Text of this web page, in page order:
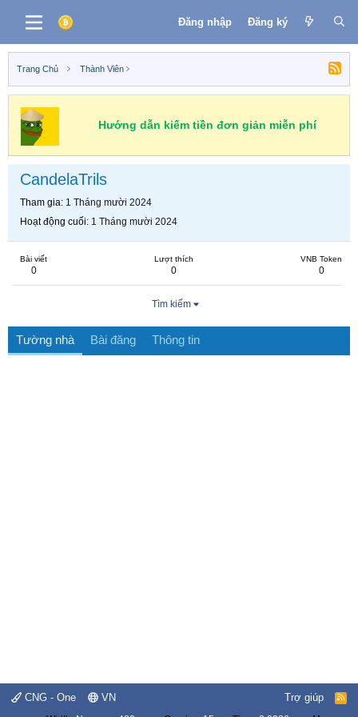
Đăng nhập Đăng ký
Trang Chủ Thành Viên
Hướng dẫn kiếm tiền đơn giản miễn phí
CandelaTrils
Tham gia 1 Tháng mười 2024
Hoạt động cuối 1 Tháng mười 2024
Bài viết
0
Lượt thích
0
VNB Token
0
Tìm kiếm
Tường nhà Bài đăng Thông tin
CNG - One VN Trợ giúp
R